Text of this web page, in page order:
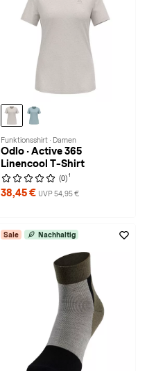
Funktionsshirt · Damen
Odlo · Active 365
Linencool T-Shirt
(0) 1
38,45 € UVP 54,95 €
Sale Nachhaltig